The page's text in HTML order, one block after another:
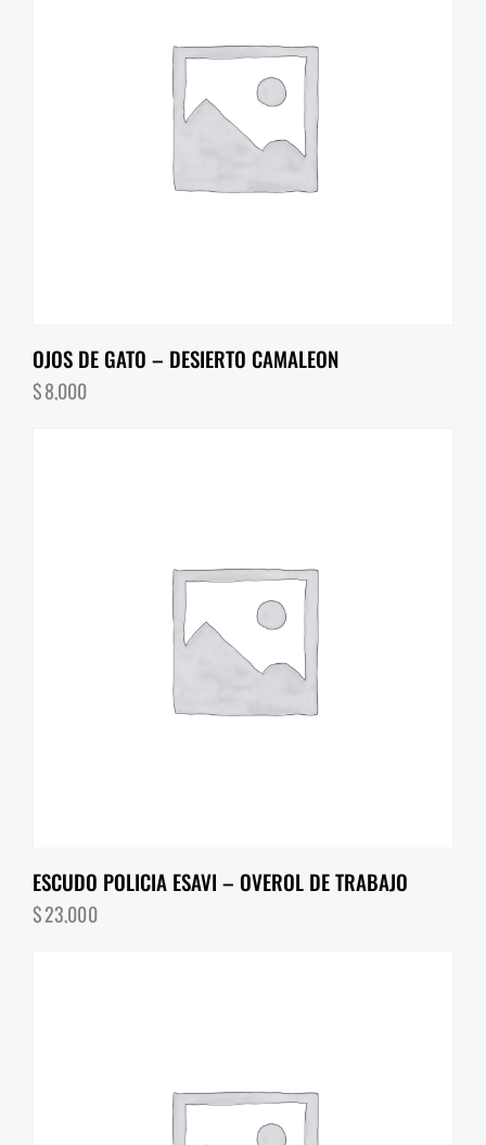
OJOS DE GATO – DESIERTO CAMALEON
$8,000
ESCUDO POLICIA ESAVI – OVEROL DE TRABAJO
$23,000